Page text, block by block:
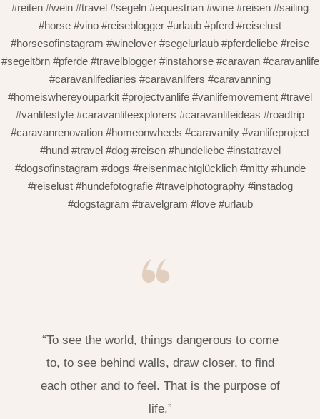
#reiten #wein #travel #segeln #equestrian #wine #reisen #sailing
#horse #vino #reiseblogger #urlaub #pferd #reiselust
#horsesofinstagram #winelover #segelurlaub #pferdeliebe #reise
#segeltörn #pferde #travelblogger #instahorse #caravan #caravanlife
#caravanlifediaries #caravanlifers #caravanning
#homeiswhereyouparkit #projectvanlife #vanlifemovement #travel
#vanlifestyle #caravanlifeexplorers #caravanlifeideas #roadtrip
#caravanrenovation #homeonwheels #caravanity #vanlifeproject
#hund #travel #dog #reisen #hundeliebe #instatravel
#dogsofinstagram #dogs #reisenmachtglücklich #mitty #hunde
#reiselust #hundefotografie #travelphotography #instadog
#dogstagram #travelgram #love #urlaub
“To see the world, things dangerous to come
to, to see behind walls, draw closer, to find
each other and to feel. That is the purpose of
life.”